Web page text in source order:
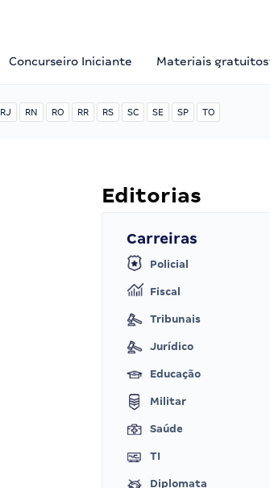
Concurseiro Iniciante Materiais gratuitos
RJ RN RO RR RS SC SE SP TO
Editorias
Carreiras
Policial
Fiscal
Tribunais
Jurídico
Educação
Militar
Saúde
TI
Diplomata